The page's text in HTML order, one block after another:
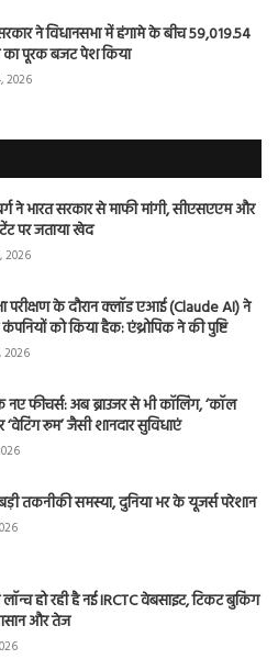
ने विधानसभा में हंगामे के बीच 59,019.54
पूरक बजट पेश किया
2026
ने भारत सरकार से माफी मांगी, सीएसएएम और
पर जताया खेद
2026
परीक्षण के दौरान क्लॉड एआई (Claude AI) ने
को किया हैक: एंथ्रोपिक ने की पुष्टि
2026
फीचर्स: अब ब्राउजर से भी कॉलिंग, ‘कॉल
‘वेटिंग रूम’ जैसी शानदार सुविधाएं
तकनीकी समस्या, दुनिया भर के यूजर्स परेशान
हो रही है नई IRCTC वेबसाइट, टिकट बुकिंग
और तेज